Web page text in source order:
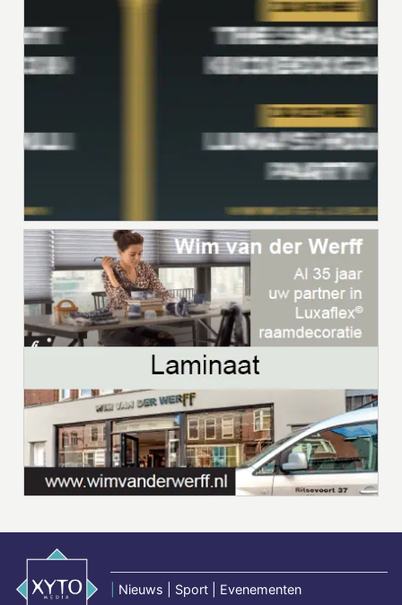
Nieuws | Sport | Evenementen